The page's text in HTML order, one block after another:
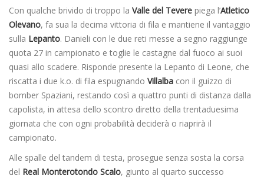
Con qualche brivido di troppo la Valle del Tevere piega l’Atletico
Olevano, fa sua la decima vittoria di fila e mantiene il vantaggio
sulla Lepanto. Danieli con le due reti messe a segno raggiunge
quota 27 in campionato e toglie le castagne dal fuoco ai suoi
quasi allo scadere. Risponde presente la Lepanto di Leone, che
riscatta i due k.o. di fila espugnando Villalba con il guizzo di
bomber Spaziani, restando così a quattro punti di distanza dalla
capolista, in attesa dello scontro diretto della trentaduesima
giornata che con ogni probabilità deciderà o riaprirà il
campionato.
Alle spalle del tandem di testa, prosegue senza sosta la corsa
del Real Monterotondo Scalo, giunto al quarto successo